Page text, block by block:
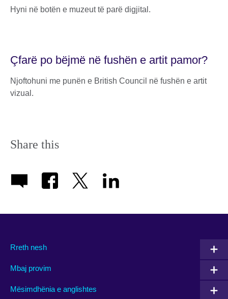
Hyni në botën e muzeut të parë digjital.
Çfarë po bëjmë në fushën e artit pamor?
Njoftohuni me punën e British Council në fushën e artit
vizual.
Share this
Rreth nesh
Mbaj provim
Mësimdhënia e anglishtes